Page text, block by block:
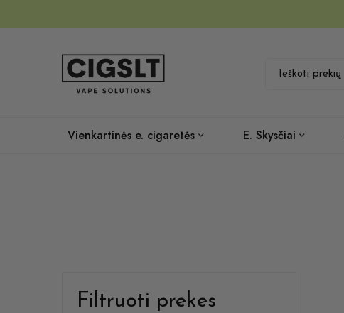
Vienkartinės e. cigaretės E. Skysčiai
Filtruoti prekes